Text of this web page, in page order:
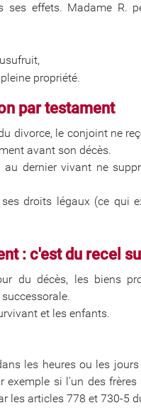
effets. Madame R.
propriété.
par testament
divorce, le conjoint ne
avant son décès.
dernier vivant ne
droits légaux (ce qui
: c'est du recel
du décès, les biens
et les enfants.
les heures ou les
si l'un des
les articles 778 et 730-5